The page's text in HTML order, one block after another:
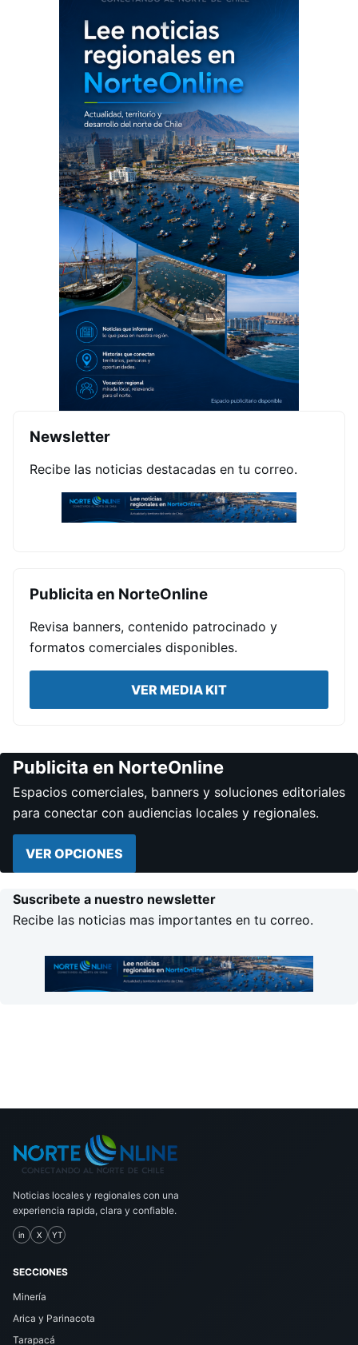
Newsletter
Recibe las noticias destacadas en tu correo.
Publicita en NorteOnline
Revisa banners, contenido patrocinado y
formatos comerciales disponibles.
VER MEDIA KIT
Publicita en NorteOnline
Espacios comerciales, banners y soluciones editoriales
para conectar con audiencias locales y regionales.
VER OPCIONES
Suscribete a nuestro newsletter
Recibe las noticias mas importantes en tu correo.
Noticias locales y regionales con una
experiencia rapida, clara y confiable.
in X YT
SECCIONES
Minería
Arica y Parinacota
Tarapacá